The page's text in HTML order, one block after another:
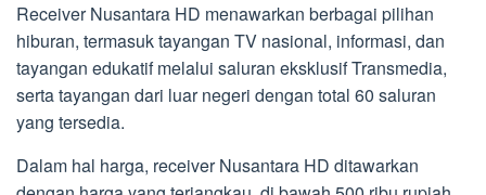
Receiver Nusantara HD menawarkan berbagai pilihan
hiburan, termasuk tayangan TV nasional, informasi, dan
tayangan edukatif melalui saluran eksklusif Transmedia,
serta tayangan dari luar negeri dengan total 60 saluran
yang tersedia.
Dalam hal harga, receiver Nusantara HD ditawarkan